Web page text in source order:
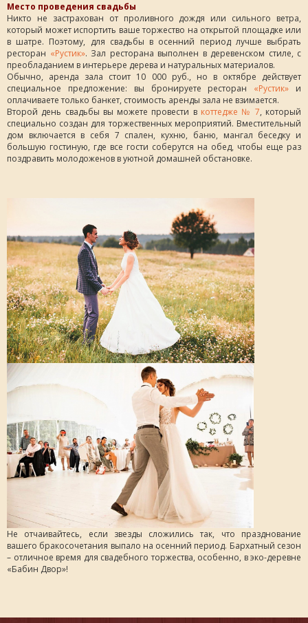
Место проведения свадьбы
Никто не застрахован от проливного дождя или сильного ветра,
который может испортить ваше торжество на открытой площадке или
в шатре. Поэтому, для свадьбы в осенний период лучше выбрать
ресторан «Рустик». Зал ресторана выполнен в деревенском стиле, с
преобладанием в интерьере дерева и натуральных материалов.
Обычно, аренда зала стоит 10 000 руб., но в октябре действует
специальное предложение: вы бронируете ресторан «Рустик» и
оплачиваете только банкет, стоимость аренды зала не взимается.
Второй день свадьбы вы можете провести в коттедже № 7, который
специально создан для торжественных мероприятий. Вместительный
дом включается в себя 7 спален, кухню, баню, мангал беседку и
большую гостиную, где все гости соберутся на обед, чтобы еще раз
поздравить молодоженов в уютной домашней обстановке.
Не отчаивайтесь, если звезды сложились так, что празднование
вашего бракосочетания выпало на осенний период. Бархатный сезон
– отличное время для свадебного торжества, особенно, в эко-деревне
«Бабин Двор»!